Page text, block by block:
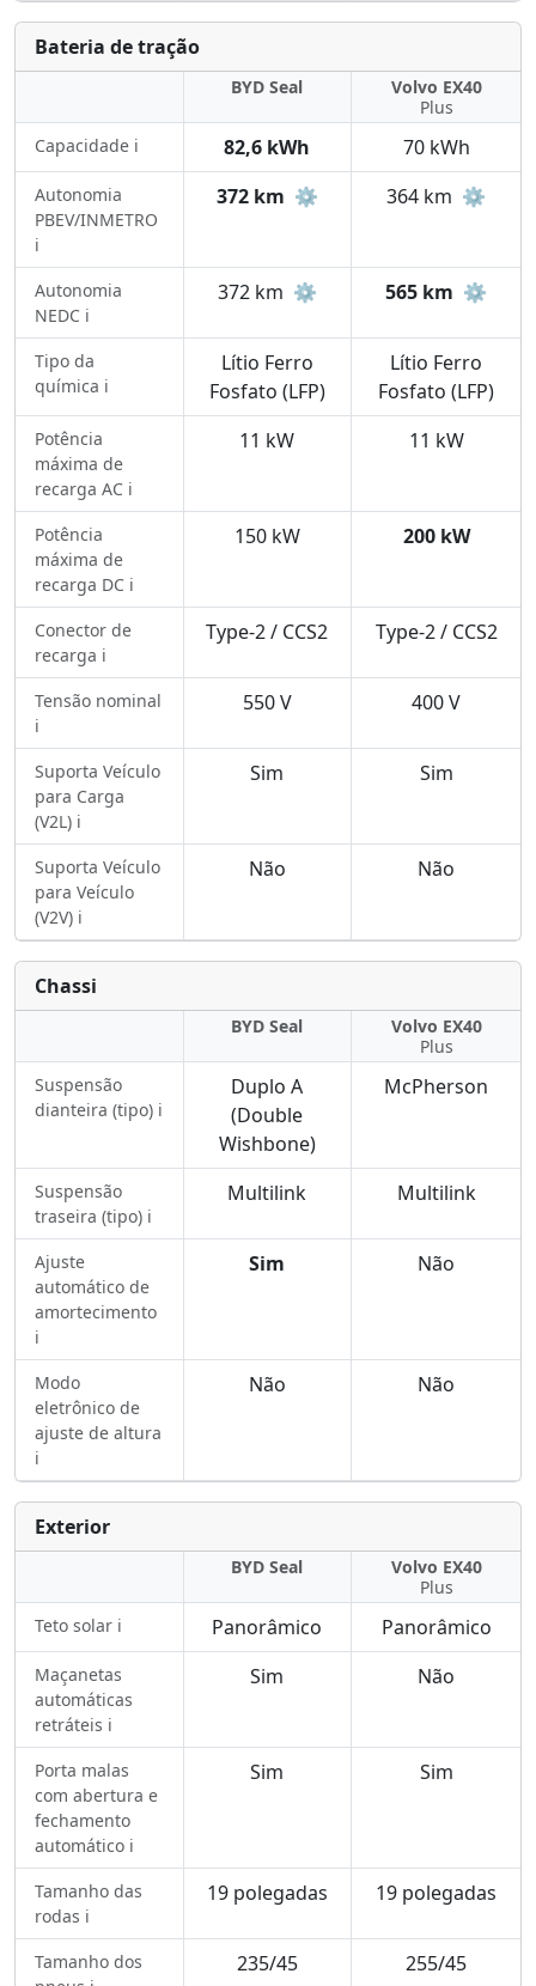
Bateria de tração
BYD Seal
Volvo EX40
Plus
Capacidade ℹ️
82,6 kWh 70 kWh
Autonomia
PBEV/INMETRO
ℹ️
372 km ⚙️ 364 km ⚙️
Autonomia
NEDC ℹ️
372 km ⚙️ 565 km ⚙️
Tipo da
química ℹ️
Lítio Ferro
Fosfato (LFP)
Lítio Ferro
Fosfato (LFP)
Potência
máxima de
recarga AC ℹ️
11 kW 11 kW
Potência
máxima de
recarga DC ℹ️
150 kW 200 kW
Conector de
recarga ℹ️
Type-2 / CCS2 Type-2 / CCS2
Tensão nominal
ℹ️
550 V 400 V
Suporta Veículo
para Carga
(V2L) ℹ️
Sim Sim
Suporta Veículo
para Veículo
(V2V) ℹ️
Não Não
Chassi
BYD Seal
Volvo EX40
Plus
Suspensão
dianteira (tipo) ℹ️
Duplo A
(Double
Wishbone)
McPherson
Suspensão
traseira (tipo) ℹ️
Multilink Multilink
Ajuste
automático de
amortecimento
ℹ️
Sim Não
Modo
eletrônico de
ajuste de altura
ℹ️
Não Não
Exterior
BYD Seal
Volvo EX40
Plus
Teto solar ℹ️
Panorâmico Panorâmico
Maçanetas
automáticas
retráteis ℹ️
Sim Não
Porta malas
com abertura e
fechamento
automático ℹ️
Sim Sim
Tamanho das
rodas ℹ️
19 polegadas 19 polegadas
Tamanho dos
235/45 255/45